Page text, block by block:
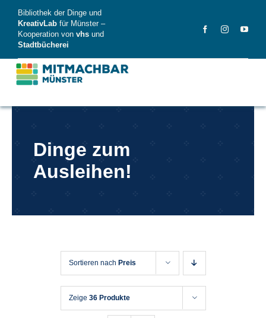
content
Bibliothek der Dinge und
KreativLab für Münster –
Kooperation von vhs und
Stadtbücherei
DingeDinge zum
Ausleihen!
Sortieren nach Preis
Zeige 36 Produkte